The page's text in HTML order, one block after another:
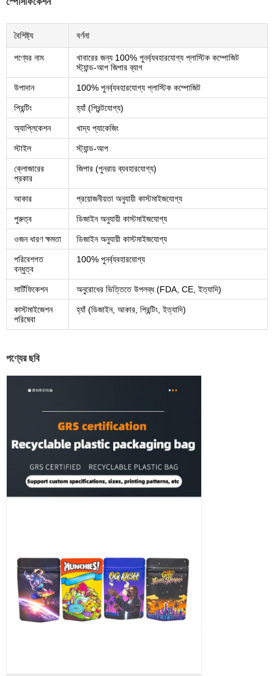
বৈশিষ্ট্য বর্ণনা
পণ্যের নাম
খাবারের জন্য 100% পুনর্ব্যবহারযোগ্য প্লাস্টিক কম্পোজিট
স্ট্যান্ড-আপ জিপার ব্যাগ
উপাদান 100% পুনর্ব্যবহারযোগ্য প্লাস্টিক কম্পোজিট
প্রিন্টিং হ্যাঁ (প্রিন্টযোগ্য)
অ্যাপ্লিকেশন খাদ্য প্যাকেজিং
স্টাইল স্ট্যান্ড-আপ
ক্লোজারের
প্রকার
জিপার (পুনরায় ব্যবহারযোগ্য)
আকার প্রয়োজনীয়তা অনুযায়ী কাস্টমাইজযোগ্য
পুরুত্ব ডিজাইন অনুযায়ী কাস্টমাইজযোগ্য
ওজন ধারণ ক্ষমতা ডিজাইন অনুযায়ী কাস্টমাইজযোগ্য
পরিবেশগত
বন্ধুত্ব
100% পুনর্ব্যবহারযোগ্য
সার্টিফিকেশন অনুরোধের ভিত্তিতে উপলব্ধ (FDA, CE, ইত্যাদি)
কাস্টমাইজেশন
পরিষেবা
হ্যাঁ (ডিজাইন, আকার, প্রিন্টিং, ইত্যাদি)
পণ্যের ছবি